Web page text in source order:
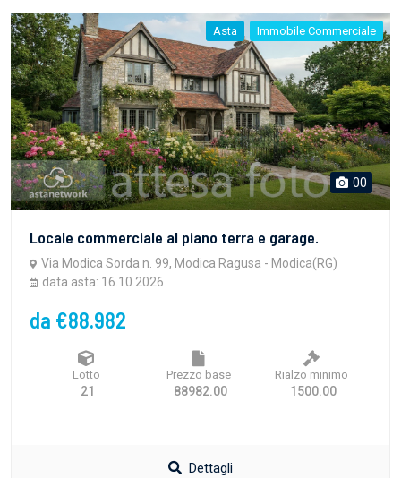
Asta Immobile Commerciale
00
Locale commerciale al piano terra e garage.
Via Modica Sorda n. 99, Modica Ragusa - Modica(RG)
data asta: 16.10.2026
da €88.982
Lotto
21
Prezzo base
88982.00
Rialzo minimo
1500.00
Dettagli